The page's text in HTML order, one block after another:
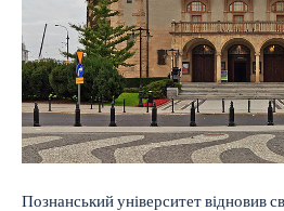
Познанський університет відновив